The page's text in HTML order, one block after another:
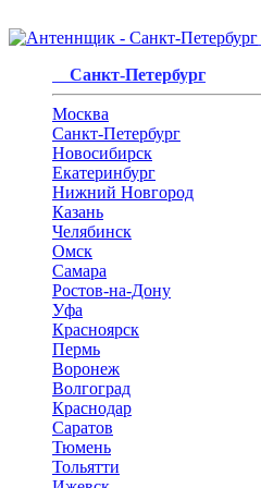
Санкт-Петербург
Москва
Санкт-Петербург
Новосибирск
Екатеринбург
Нижний Новгород
Казань
Челябинск
Омск
Самара
Ростов-на-Дону
Уфа
Красноярск
Пермь
Воронеж
Волгоград
Краснодар
Саратов
Тюмень
Тольятти